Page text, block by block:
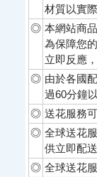
材質以實
◎ 本網站商
為保障您
立即反應
◎ 由於各國
過60分鐘
◎ 送花服務
◎ 全球送花
供立即配送
◎ 全球送花